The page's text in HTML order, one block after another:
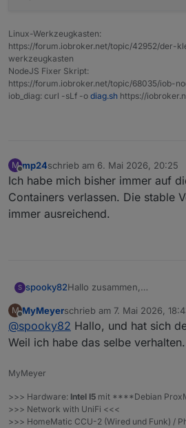
Linux-Werkzeugkasten:
https://forum.iobroker.net/topic/42952/der-
werkzeugkasten
NodeJS Fixer Skript:
https://forum.iobroker.net/topic/68035/iob-
iob_diag: curl -sLf -o diag.sh https://
M
Offline
mp24schrieb am 6. Mai 2026, 20:25
zuletzt editiert von
Ich habe mich bisher immer auf
Containers verlassen. Die stable
immer ausreichend.
S spooky82Hallo zusammen,
zurecht, denn meine
Was mache ich falsch?
M
Offline
MyMeyerschrieb am 7. Mai 2026,
zuletzt editiert von
@spooky82 Hallo, und hat sich
Weil ich habe das selbe verhalten.
MyMeyer
>>> Hardware: Intel I5 mit ****Debian
>>> Network with UniFi <<<
>>> HomeMatic CCU-2 (Wired und Funk) /